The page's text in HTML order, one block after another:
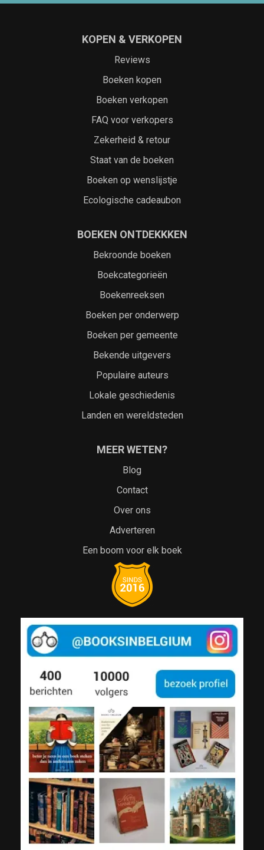
KOPEN & VERKOPEN
Reviews
Boeken kopen
Boeken verkopen
FAQ voor verkopers
Zekerheid & retour
Staat van de boeken
Boeken op wenslijstje
Ecologische cadeaubon
BOEKEN ONTDEKKKEN
Bekroonde boeken
Boekcategorieën
Boekenreeksen
Boeken per onderwerp
Boeken per gemeente
Bekende uitgevers
Populaire auteurs
Lokale geschiedenis
Landen en wereldsteden
MEER WETEN?
Blog
Contact
Over ons
Adverteren
Een boom voor elk boek